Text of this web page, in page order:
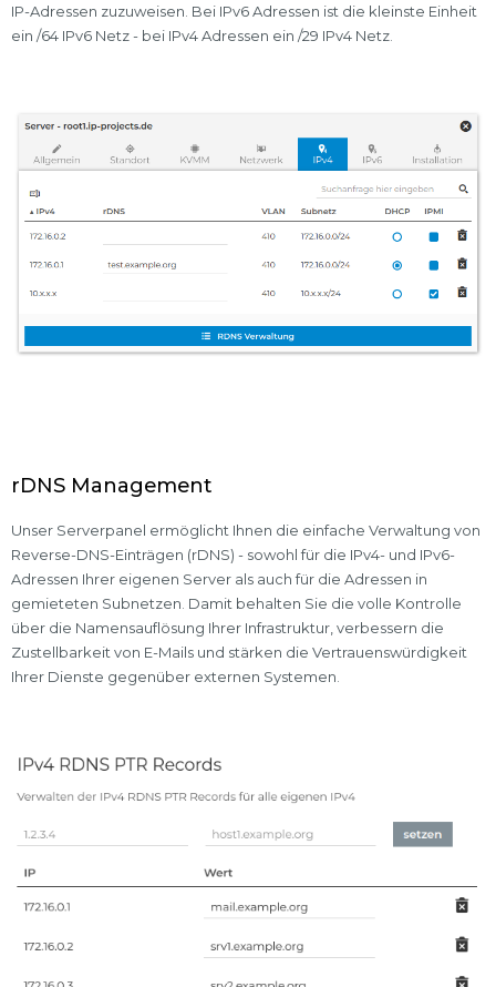
IP-Adressen zuzuweisen. Bei IPv6 Adressen ist die kleinste Einheit
ein /64 IPv6 Netz - bei IPv4 Adressen ein /29 IPv4 Netz.
rDNS Management
Unser Serverpanel ermöglicht Ihnen die einfache Verwaltung von
Reverse-DNS-Einträgen (rDNS) - sowohl für die IPv4- und IPv6-
Adressen Ihrer eigenen Server als auch für die Adressen in
gemieteten Subnetzen. Damit behalten Sie die volle Kontrolle
über die Namensauflösung Ihrer Infrastruktur, verbessern die
Zustellbarkeit von E-Mails und stärken die Vertrauenswürdigkeit
Ihrer Dienste gegenüber externen Systemen.